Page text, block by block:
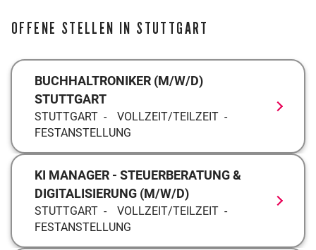
OFFENE STELLEN IN STUTTGART
BUCHHALTRONIKER (M/W/D)
STUTTGART
STUTTGART
VOLLZEIT/TEILZEIT
FESTANSTELLUNG
KI MANAGER - STEUERBERATUNG &
DIGITALISIERUNG (M/W/D)
STUTTGART
VOLLZEIT/TEILZEIT
FESTANSTELLUNG